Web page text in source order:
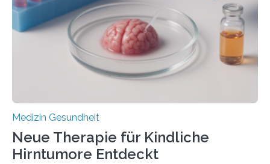
Rhythmusstörungen reduzieren lassen. Würzburg. Die
hypertrophe Kardiomyopathie (HCM) ist die häufigste
erblich bedingte Herzerkrankung. Sie führt dazu, dass
sich die linke Herzkammer verdickt, der Herzmuskel zu
stark kontrahiert…
Medizin Gesundheit
Neue Therapie für Kindliche
Hirntumore Entdeckt